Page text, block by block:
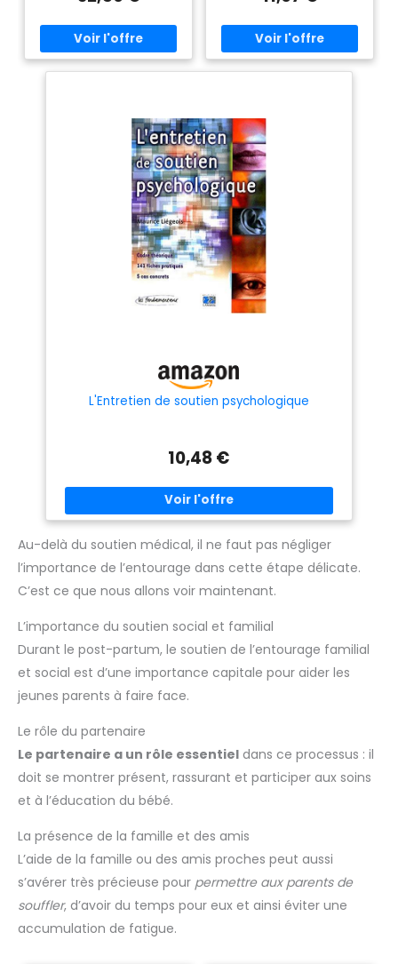
L'Entretien de soutien psychologique
10,48 €
Au-delà du soutien médical, il ne faut pas négliger
l’importance de l’entourage dans cette étape délicate.
C’est ce que nous allons voir maintenant.
L’importance du soutien social et familial
Durant le post-partum, le soutien de l’entourage familial
et social est d’une importance capitale pour aider les
jeunes parents à faire face.
Le rôle du partenaire
Le partenaire a un rôle essentiel dans ce processus : il
doit se montrer présent, rassurant et participer aux soins
et à l’éducation du bébé.
La présence de la famille et des amis
L’aide de la famille ou des amis proches peut aussi
s’avérer très précieuse pour permettre aux parents de
souffler, d’avoir du temps pour eux et ainsi éviter une
accumulation de fatigue.